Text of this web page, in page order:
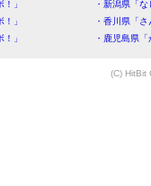
」
・新潟県「
」
・香川県「
」
・鹿児島県
(C) HitBit